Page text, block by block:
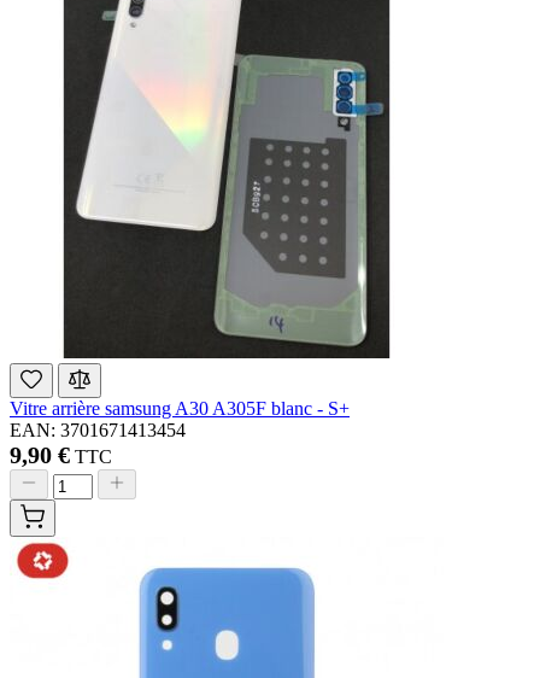
Vitre arrière samsung A30 A305F blanc - S+
EAN: 3701671413454
9,90 € TTC